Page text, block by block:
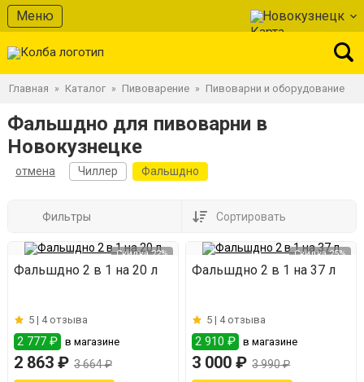
Меню Новокузнецк
Главная » Каталог » Пивоварение » Пивоварни и оборудование
Фальшдно для пивоварни в
Новокузнецке
отмена Чиллер Фальшдно
Фильтры Сортировать
Скидка 22%
Фальшдно 2 в 1 на 20 л
5 | 4 отзыва
2 777 ₽ в магазине
2 863 ₽ 3 664 ₽
Скидка 25%
Фальшдно 2 в 1 на 37 л
5 | 4 отзыва
2 910 ₽ в магазине
3 000 ₽ 3 990 ₽